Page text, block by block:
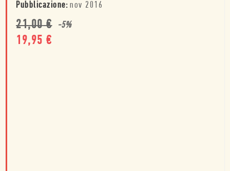
Pubblicazione: nov 2016
21,00€ -5%
19,95 €